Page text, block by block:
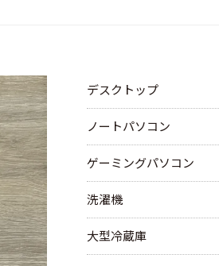
デスクトップ
ノートパソコン
ゲーミングパソコン
洗濯機
大型冷蔵庫